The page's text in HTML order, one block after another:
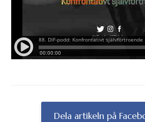
Dela artikeln på